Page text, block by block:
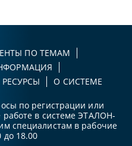
ПО ТЕМАМ
О СИСТЕМЕ
по регистрации или
работе в системе ЭТАЛОН-
специалистам в рабочие
до 18.00